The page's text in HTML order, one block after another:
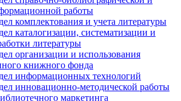
работы
комплектования и учета литературы
каталогизации, систематизации и
литературы
организации и использования
книжного фонда
информационных технологий
инновационно-методической работы
маркетинга